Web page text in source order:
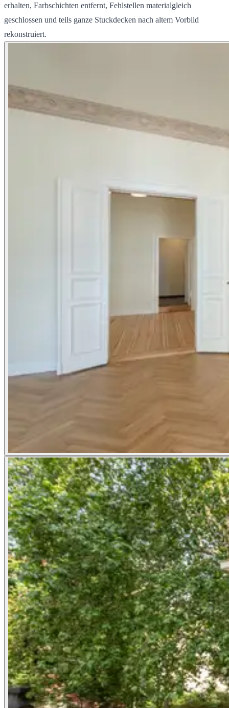
erhalten, Farbschichten entfernt, Fehlstellen materialgleich
geschlossen und teils ganze Stuckdecken nach altem Vorbild
rekonstruiert.